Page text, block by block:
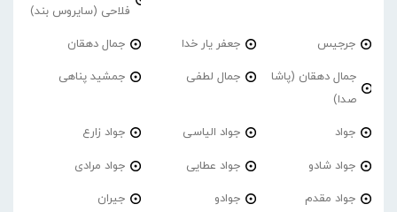
فلاحی (سایروس بند)
جرجیس جعفر یار خدا جمال دهقان
جمال دهقان (پاشا
صدا)
جمال لطفی جمشید پناهی
جواد جواد الیاسی جواد زارع
جواد شادو جواد عطایی جواد مرادی
جواد مقدم جوادو جیران